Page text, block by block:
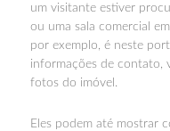
um visitante estiver
ou uma sala comercial
por exemplo, é neste
informações de contato,
fotos do imóvel.
Eles podem até mostrar